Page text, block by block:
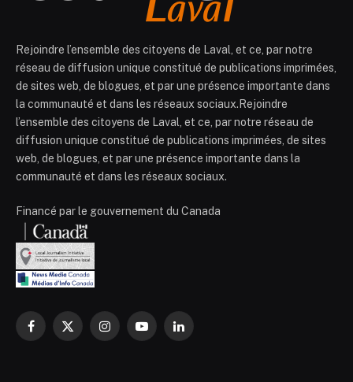
Rejoindre l’ensemble des citoyens de Laval, et ce, par notre
réseau de diffusion unique constitué de publications imprimées,
de sites web, de blogues, et par une présence importante dans
la communauté et dans les réseaux sociaux.Rejoindre
l’ensemble des citoyens de Laval, et ce, par notre réseau de
diffusion unique constitué de publications imprimées, de sites
web, de blogues, et par une présence importante dans la
communauté et dans les réseaux sociaux.
Financé par le gouvernement du Canada
Facebook
X
InstagramYouTubeLinkedIn